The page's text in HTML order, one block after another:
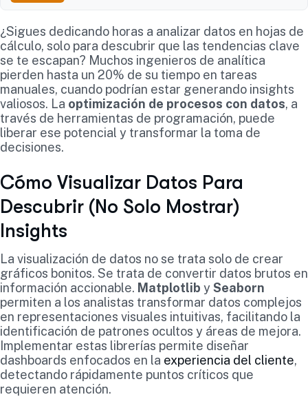
¿Sigues dedicando horas a analizar datos en hojas de
cálculo, solo para descubrir que las tendencias clave
se te escapan? Muchos ingenieros de analítica
pierden hasta un 20% de su tiempo en tareas
manuales, cuando podrían estar generando insights
valiosos. La optimización de procesos con datos, a
través de herramientas de programación, puede
liberar ese potencial y transformar la toma de
decisiones.
Cómo Visualizar Datos Para
Descubrir (No Solo Mostrar)
Insights
La visualización de datos no se trata solo de crear
gráficos bonitos. Se trata de convertir datos brutos en
información accionable. Matplotlib ySeaborn
permiten a los analistas transformar datos complejos
en representaciones visuales intuitivas, facilitando la
identificación de patrones ocultos y áreas de mejora.
Implementar estas librerías permite diseñar
dashboards enfocados en la experiencia del cliente,
detectando rápidamente puntos críticos que
requieren atención.